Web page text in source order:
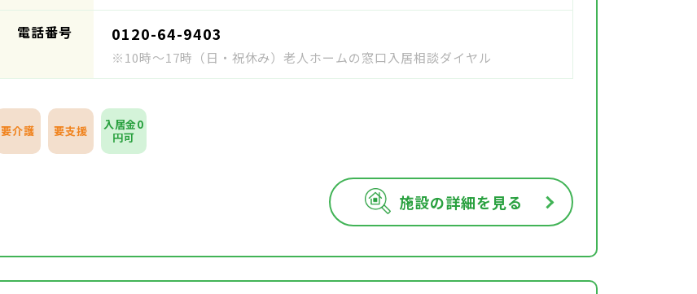
電話番号 0120-64-9403
※10時～17時（日・祝休み）老人ホームの窓口入居相談ダイヤル
要介護 要支援
入居金0
円可
施設の詳細を見る